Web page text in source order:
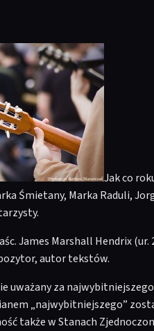
Jak co
Śmietany, Marka Raduli,
James Marshall Hendrix
autor tekstów.
uważany za
„najwybitniejszego”
także w Stanach